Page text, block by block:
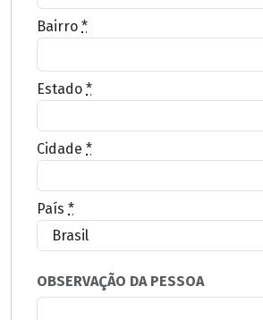
Bairro *
Estado *
Cidade *
País *
OBSERVAÇÃO DA PESSOA